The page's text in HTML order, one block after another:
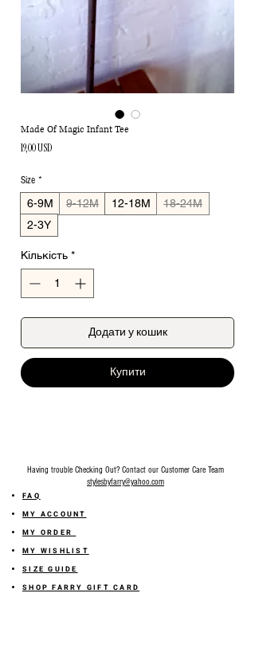
Made Of Magic Infant Tee
19,00 USD
Size *
6-9M 9-12M 12-18M
18-24M
2-3Y
Кількість *
Додати у кошик
Купити
Having trouble Checking Out? Contact our Customer Care Team
stylesbyfarry@yahoo.com
FAQ
MY ACCOUNT
MY ORDER
MY WISHLIST
SIZE GUIDE
SHOP FARRY GIFT CARD